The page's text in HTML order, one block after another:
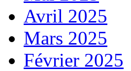
Avril 2025
Mars 2025
Février 2025